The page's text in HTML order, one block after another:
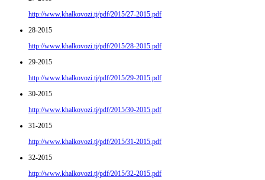
http://www.khalkovozi.tj/pdf/2015/27-2015.pdf
28-2015
http://www.khalkovozi.tj/pdf/2015/28-2015.pdf
29-2015
http://www.khalkovozi.tj/pdf/2015/29-2015.pdf
30-2015
http://www.khalkovozi.tj/pdf/2015/30-2015.pdf
31-2015
http://www.khalkovozi.tj/pdf/2015/31-2015.pdf
32-2015
http://www.khalkovozi.tj/pdf/2015/32-2015.pdf